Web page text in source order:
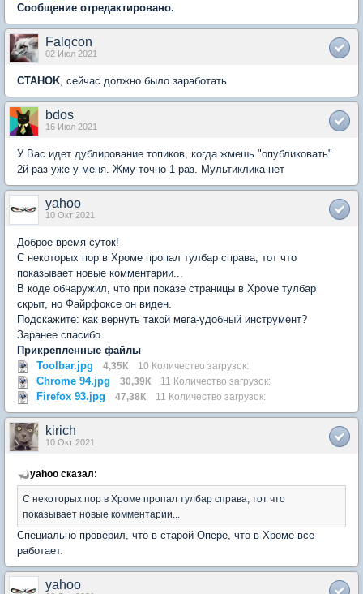
Сообщение отредактировано.
Falqcon
02 Июл 2021
CTAHOK, сейчас должно было заработать
bdos
16 Июл 2021
У Вас идет дублирование топиков, когда жмешь "опубликовать"
2й раз уже у меня. Жму точно 1 раз. Мультиклика нет
yahoo
10 Окт 2021
Доброе время суток!
С некоторых пор в Хроме пропал тулбар справа, тот что
показывает новые комментарии...
В коде обнаружил, что при показе страницы в Хроме тулбар
скрыт, но Файрфоксе он виден.
Подскажите: как вернуть такой мега-удобный инструмент?
Заранее спасибо.
Прикрепленные файлы
Toolbar.jpg
4,35К 10 Количество загрузок:
Chrome 94.jpg 30,39К 11 Количество загрузок:
Firefox 93.jpg 47,38К 11 Количество загрузок:
kirich
10 Окт 2021
yahoo сказал:
С некоторых пор в Хроме пропал тулбар справа, тот что
показывает новые комментарии...
Специально проверил, что в старой Опере, что в Хроме все
работает.
yahoo